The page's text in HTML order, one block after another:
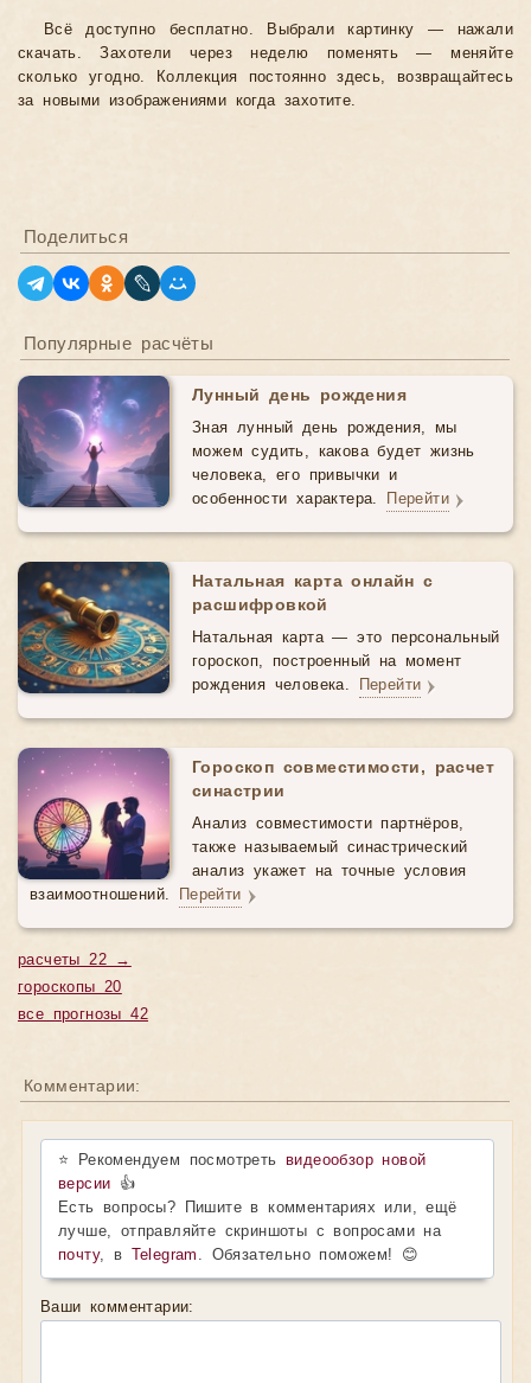
Всё доступно бесплатно. Выбрали картинку — нажали
скачать. Захотели через неделю поменять — меняйте
сколько угодно. Коллекция постоянно здесь, возвращайтесь
за новыми изображениями когда захотите.
Поделиться
Популярные расчёты
Лунный день рождения
Зная лунный день рождения, мы
можем судить, какова будет жизнь
человека, его привычки и
особенности характера.
Перейти
Натальная карта онлайн с
расшифровкой
Натальная карта — это персональный
гороскоп, построенный на момент
рождения человека.
Перейти
Гороскоп совместимости, расчет
синастрии
Анализ совместимости партнёров,
также называемый синастрический
анализ укажет на точные условия
взаимоотношений.
Перейти
расчеты 22 →
гороскопы 20
все прогнозы 42
Комментарии:
⭐ Рекомендуем посмотретьвидеообзор новой
версии 👍
Есть вопросы? Пишите в комментариях или, ещё
лучше, отправляйте скриншоты с вопросами на
почту, в Telegram . Обязательно поможем! 😊
Ваши комментарии: